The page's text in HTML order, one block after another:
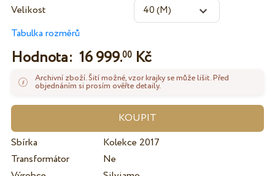
Velikost
Tabulka rozměrů
Hodnota: 16 999.00Kč
Archivní zboží. Šití možné, vzor krajky se může lišit. Před
objednáním si prosím ověřte detaily.
Sbírka
Kolekce 2017
Transformátor
Ne